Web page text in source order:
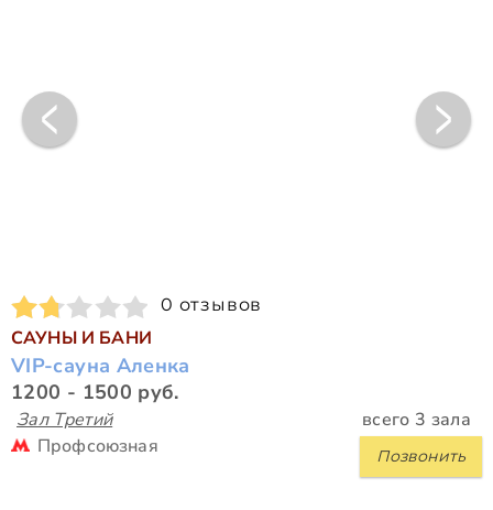
0 отзывов
САУНЫ И БАНИ
VIP-сауна Аленка
1200 - 1500 руб.
Зал Третий всего 3 зала
Позвонить
Профсоюзная